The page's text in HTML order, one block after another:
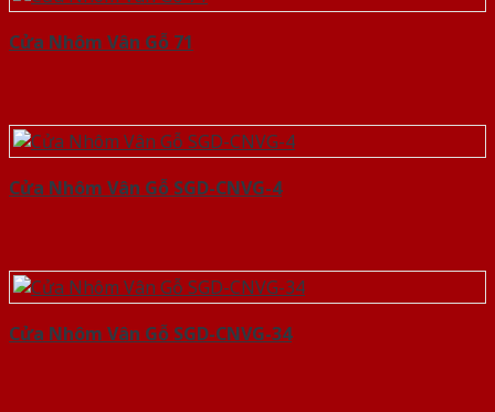
Cửa Nhôm Vân Gỗ 71
Cửa Nhôm Vân Gỗ SGD-CNVG-4
Cửa Nhôm Vân Gỗ SGD-CNVG-34